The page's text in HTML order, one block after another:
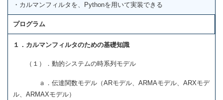
・カルマンフィルタを、Pythonを用いて実装できる
プログラム
１．カルマンフィルタのための基礎知識
（１）．動的システムの時系列モデル
ａ．伝達関数モデル（ARモデル、ARMAモデル、ARXモデ
ル、ARMAXモデル）